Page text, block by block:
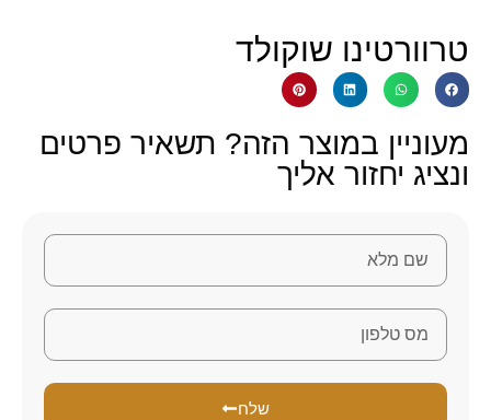
טרוורטינו שוקולד
מעוניין במוצר הזה? תשאיר פרטים
ונציג יחזור אליך
שלח